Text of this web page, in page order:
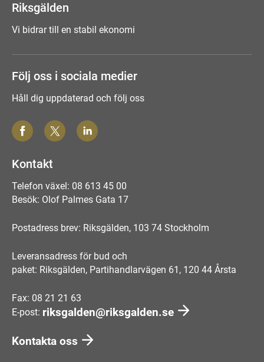
Riksgälden
Vi bidrar till en stabil ekonomi
Följ oss i sociala medier
Håll dig uppdaterad och följ oss
Kontakt
Telefon växel: 08 613 45 00
Besök: Olof Palmes Gata 17
Postadress brev: Riksgälden, 103 74 Stockholm
Leveransadress för bud och
paket: Riksgälden, Partihandlarvägen 61, 120 44 Årsta
Fax: 08 21 21 63
E-post: riksgalden@riksgalden.se
Kontakta oss